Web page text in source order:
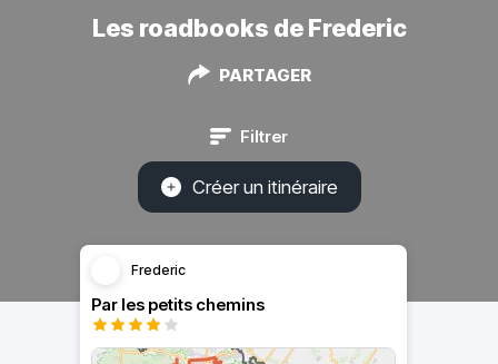
Les roadbooks de Frederic
PARTAGER
Filtrer
Créer un itinéraire
Frederic
Par les petits chemins